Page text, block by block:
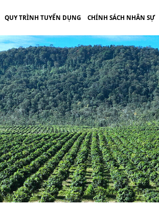
QUY TRÌNH TUYỂN DỤNG CHÍNH SÁCH NHÂN SỰ